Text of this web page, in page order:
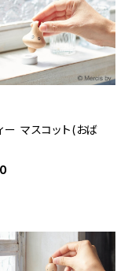
ー マスコット(おば